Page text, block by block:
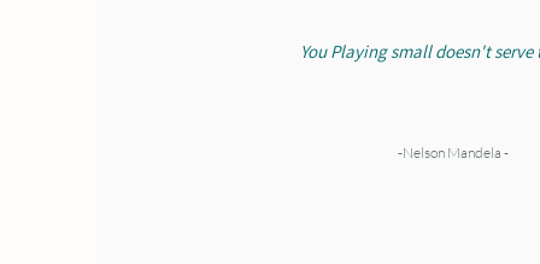
You Playing small doesn't
-Nelson Mandela -